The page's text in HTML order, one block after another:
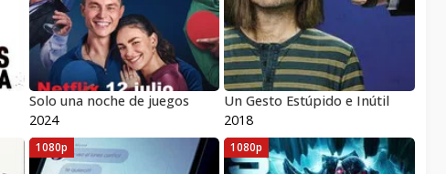
Solo una noche de juegos
2024
Un Gesto Estúpido e Inútil
2018
1080p 1080p